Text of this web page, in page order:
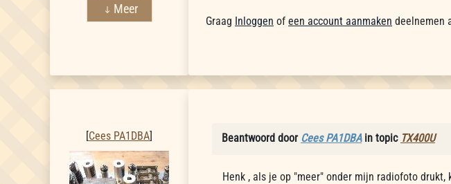
Meer
Graag Inloggen of een account aanmaken deelnemen
[Cees PA1DBA] Beantwoord door Cees PA1DBAin topic TX400U
Henk , als je op "meer" onder mijn radiofoto